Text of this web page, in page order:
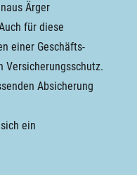
Ärger
für diese
einer Geschäfts-
Versicherungsschutz.
Absicherung
ein